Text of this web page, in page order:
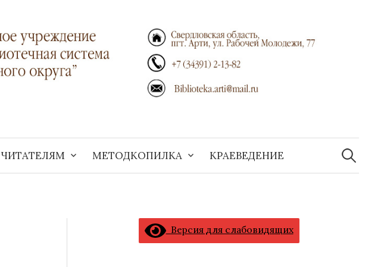
ЧИТАТЕЛЯМ МЕТОДКОПИЛКА КРАЕВЕДЕНИЕ
Найти:
Версия для слабовидящих